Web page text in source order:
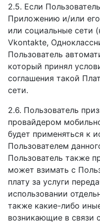
2.5. Если
Приложению и/или
или социальные сети
Vkontakte,
Пользователь
который принял
соглашения такой
сети.
2.6. Пользователь
провайдером
будет применяться к
Пользователем
Пользователь также
может взимать с
плату за услуги
использовании
также какие-либо
возникающие в связи